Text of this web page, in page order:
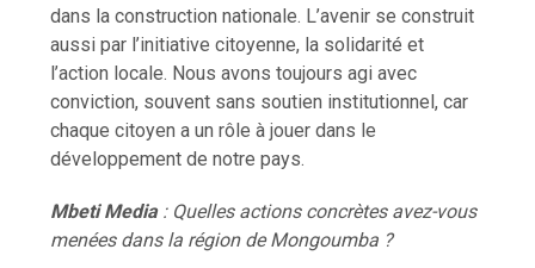
dans la construction nationale. L’avenir se construit
aussi par l’initiative citoyenne, la solidarité et
l’action locale. Nous avons toujours agi avec
conviction, souvent sans soutien institutionnel, car
chaque citoyen a un rôle à jouer dans le
développement de notre pays.
Mbeti Media: Quelles actions concrètes avez-vous
menées dans la région de Mongoumba ?